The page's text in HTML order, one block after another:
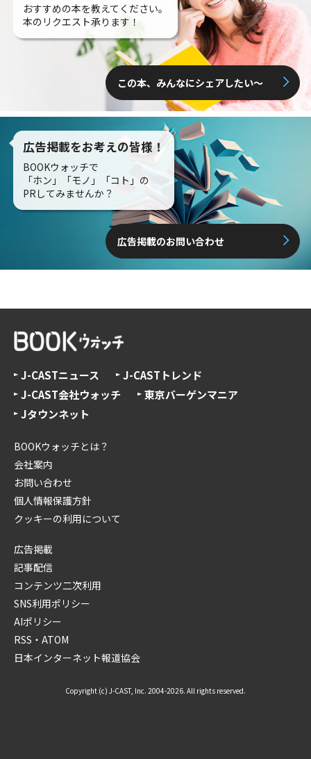
おすすめの本を教えてください。
本のリクエスト承ります！
この本、みんなにシェアしたい〜
広告掲載をお考えの皆様！
BOOKウォッチで
「ホン」「モノ」「コト」の
PRしてみませんか？
広告掲載のお問い合わせ
J-CASTニュース
J-CASTトレンド
J-CAST会社ウォッチ
東京バーゲンマニア
Jタウンネット
BOOKウォッチとは？
会社案内
お問い合わせ
個人情報保護方針
クッキーの利用について
広告掲載
記事配信
コンテンツ二次利用
SNS利用ポリシー
AIポリシー
RSS・ATOM
日本インターネット報道協会
Copyright (c) J-CAST, Inc. 2004-2026. All rights reserved.